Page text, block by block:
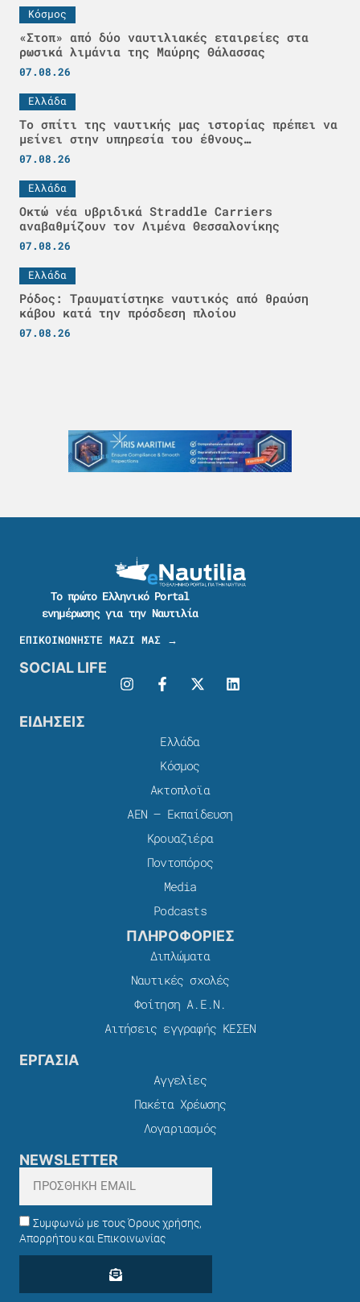
Κόσμος
«Στοπ» από δύο ναυτιλιακές εταιρείες στα
ρωσικά λιμάνια της Μαύρης Θάλασσας
07.08.26
Ελλάδα
Το σπίτι της ναυτικής μας ιστορίας πρέπει να
μείνει στην υπηρεσία του έθνους…
07.08.26
Ελλάδα
Οκτώ νέα υβριδικά Straddle Carriers
αναβαθμίζουν τον Λιμένα Θεσσαλονίκης
07.08.26
Ελλάδα
Ρόδος: Τραυματίστηκε ναυτικός από θραύση
κάβου κατά την πρόσδεση πλοίου
07.08.26
Το πρώτο Ελληνικό Portal
ενημέρωσης για την Ναυτιλία
ΕΠΙΚΟΙΝΩΝΗΣΤΕ ΜΑΖΙ ΜΑΣ →
SOCIAL LIFE
ΕΙΔΗΣΕΙΣ
Ελλάδα
Κόσμος
Ακτοπλοϊα
ΑΕΝ – Εκπαίδευση
Κρουαζιέρα
Ποντοπόρος
Media
Podcasts
ΠΛΗΡΟΦΟΡΙΕΣ
Διπλώματα
Ναυτικές σχολές
Φοίτηση Α.Ε.Ν.
Αιτήσεις εγγραφής ΚΕΣΕΝ
ΕΡΓΑΣΙΑ
Αγγελίες
Πακέτα Χρέωσης​
Λογαριασμός
NEWSLETTER
Συμφωνώ με τους Όρους χρήσης,
Απορρήτου και Επικοινωνίας